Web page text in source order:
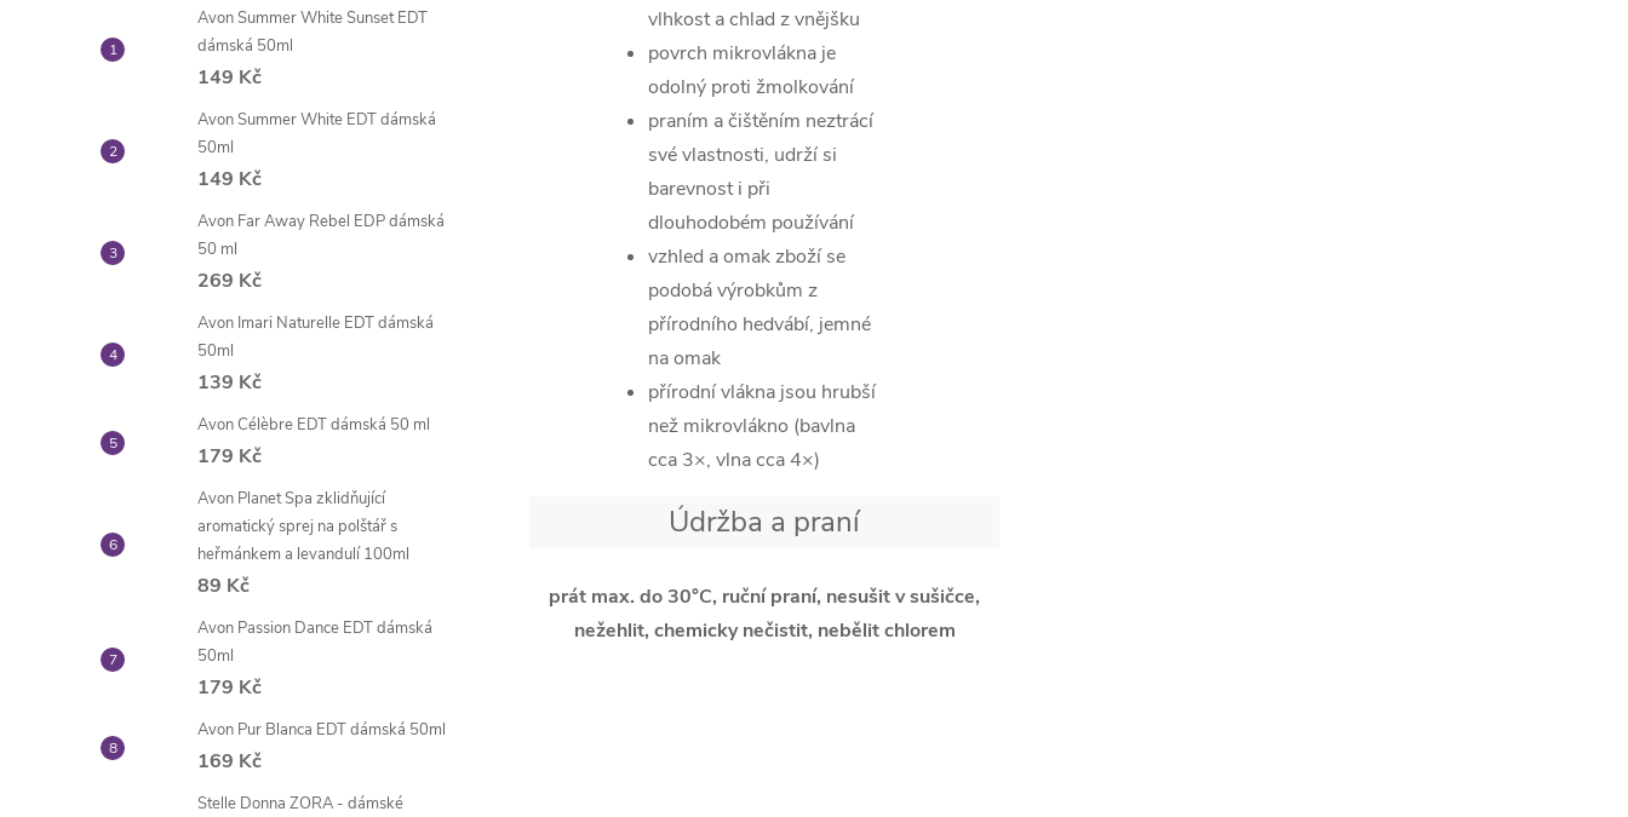
Avon Summer White Sunset EDT
dámská 50ml
149 Kč
Avon Summer White EDT dámská
50ml
149 Kč
Avon Far Away Rebel EDP dámská
50 ml
269 Kč
Avon Imari Naturelle EDT dámská
50ml
139 Kč
Avon Célèbre EDT dámská 50 ml
179 Kč
Avon Planet Spa zklidňující
aromatický sprej na polštář s
heřmánkem a levandulí 100ml
89 Kč
Avon Passion Dance EDT dámská
50ml
179 Kč
Avon Pur Blanca EDT dámská 50ml
169 Kč
Stelle Donna ZORA - dámské
vlhkost a chlad z vnějšku
povrch mikrovlákna je
odolný proti žmolkování
praním a čištěním neztrácí
své vlastnosti, udrží si
barevnost i při
dlouhodobém používání
vzhled a omak zboží se
podobá výrobkům z
přírodního hedvábí, jemné
na omak
přírodní vlákna jsou hrubší
než mikrovlákno (bavlna
cca 3×, vlna cca 4×)
Údržba a praní
prát max. do 30°C, ruční praní, nesušit v sušičce,
nežehlit, chemicky nečistit, nebělit chlorem